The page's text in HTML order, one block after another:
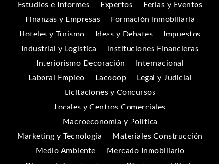
Estudios e Informes
Expertos
Ferias y Eventos
Finanzas y Empresas
Formación Inmobiliaria
Hoteles y Turismo
Ideas y Debates
Impuestos
Industrial y Logística
Instituciones Financieras
Interiorismo Decoración
Internacional
Laboral Empleo
Lacooop
Legal y Judicial
Licitaciones y Concursos
Locales y Centros Comerciales
Macroeconomía y Política
Marketing y Tecnología
Materiales Construcción
Medio Ambiente
Mercado Inmobiliario